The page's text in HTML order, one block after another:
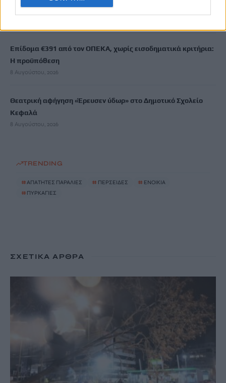
εγκέφαλο
Επίδομα €391 από τον ΟΠΕΚΑ, χωρίς εισοδηματικά κριτήρια:
Η προϋπόθεση
8 Αυγούστου, 2026
Θεατρική αφήγηση «Έρευσεν ύδωρ» στο Δημοτικό Σχολείο
Κεφαλά
8 Αυγούστου, 2026
TRENDING
#ΑΠΑΤΗΤΕΣ ΠΑΡΑΛΙΕΣ # ΠΕΡΣΕΙΔΕΣ # ΕΝΟΙΚΙΑ
# ΠΥΡΚΑΓΙΕΣ
ΣΧΕΤΙΚΆ ΆΡΘΡΑ